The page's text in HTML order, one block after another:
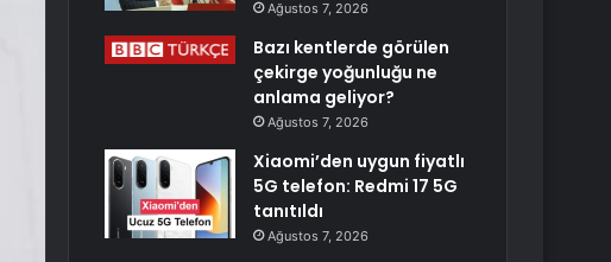
Ağustos 7, 2026
Bazı kentlerde görülen
çekirge yoğunluğu ne
anlama geliyor?
Ağustos 7, 2026
Xiaomi’den uygun fiyatlı
5G telefon: Redmi 17 5G
tanıtıldı
Ağustos 7, 2026